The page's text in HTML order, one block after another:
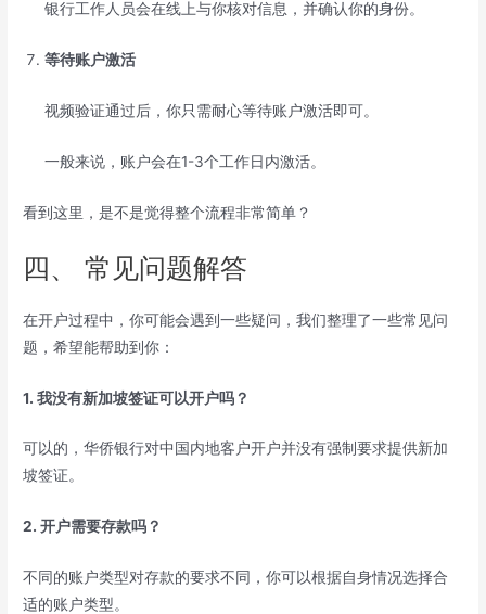
银行工作人员会在线上与你核对信息，并确认你的身份。
等待账户激活
视频验证通过后，你只需耐心等待账户激活即可。
一般来说，账户会在1-3个工作日内激活。
看到这里，是不是觉得整个流程非常简单？
四、 常见问题解答
在开户过程中，你可能会遇到一些疑问，我们整理了一些常见问
题，希望能帮助到你：
1. 我没有新加坡签证可以开户吗？
可以的，华侨银行对中国内地客户开户并没有强制要求提供新加
坡签证。
2. 开户需要存款吗？
不同的账户类型对存款的要求不同，你可以根据自身情况选择合
适的账户类型。